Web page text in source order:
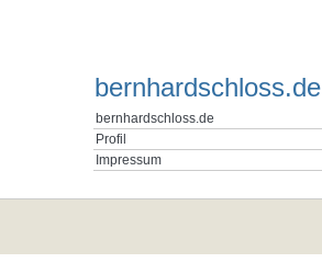
bernhardschloss.de
bernhardschloss.de
Profil
Impressum